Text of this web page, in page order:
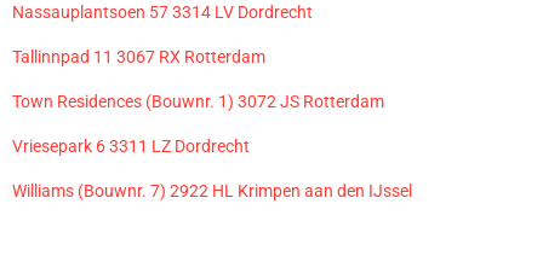
Nassauplantsoen 57 3314 LV Dordrecht
Tallinnpad 11 3067 RX Rotterdam
Town Residences (Bouwnr. 1) 3072 JS Rotterdam
Vriesepark 6 3311 LZ Dordrecht
Williams (Bouwnr. 7) 2922 HL Krimpen aan den IJssel